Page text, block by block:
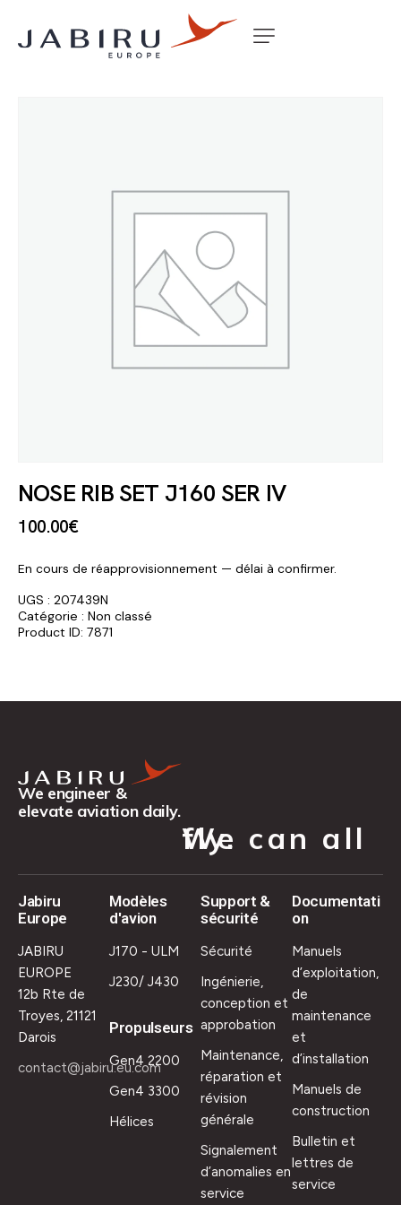
Accueil Non classé
NOSE RIB SET J160 SER IV
100.00€
En cours de réapprovisionnement — délai à confirmer.
UGS : 207439N
Catégorie : Non classé
Product ID: 7871
We engineer &
elevate aviation daily.
We can all fly.
Jabiru
Europe
JABIRU
EUROPE
12b Rte de
Troyes, 21121
Darois
contact@jabiru.eu.com
Modèles
d'avion
J170 - ULM
J230/ J430
Propulseurs
Gen4 2200
Gen4 3300
Hélices
Support &
sécurité
Sécurité
Ingénierie,
conception et
approbation
Maintenance,
réparation et
révision
générale
Signalement
d’anomalies en
service
Documentati
on
Manuels
d’exploitation,
de
maintenance
et
d’installation
Manuels de
construction
Bulletin et
lettres de
service